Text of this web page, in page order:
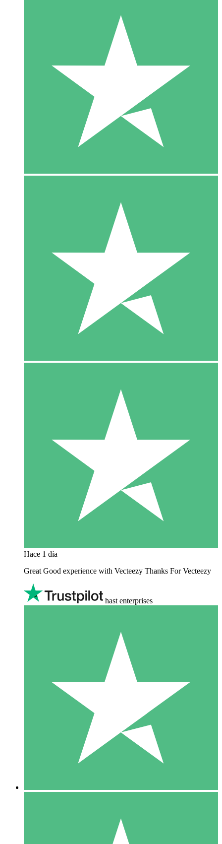
Hace 1 día
Great Good experience with Vecteezy Thanks For Vecteezy
hast enterprises